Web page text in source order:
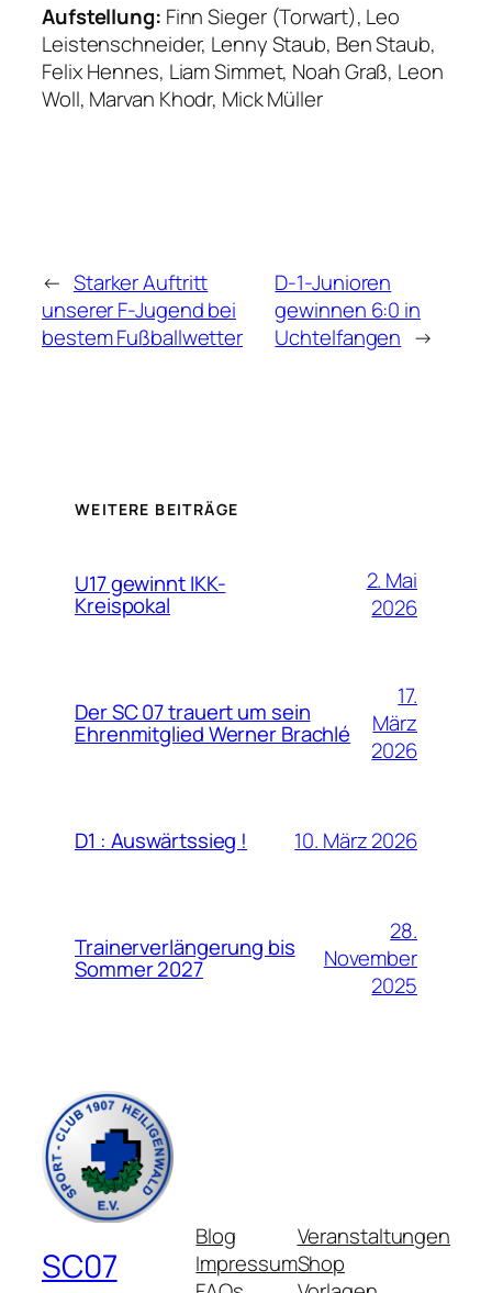
Aufstellung: Finn Sieger (Torwart), Leo
Leistenschneider, Lenny Staub, Ben Staub,
Felix Hennes, Liam Simmet, Noah Graß, Leon
Woll, Marvan Khodr, Mick Müller
← Starker Auftritt
unserer F-Jugend bei
bestem Fußballwetter
D-1-Junioren
gewinnen 6:0 in
Uchtelfangen →
WEITERE BEITRÄGE
U17 gewinnt IKK-
Kreispokal
2. Mai
2026
Der SC 07 trauert um sein
Ehrenmitglied Werner Brachlé
17.
März
2026
D1 : Auswärtssieg ! 10. März 2026
Trainerverlängerung bis
Sommer 2027
28.
November
2025
SC07
Blog
Impressum
Veranstaltungen
Shop